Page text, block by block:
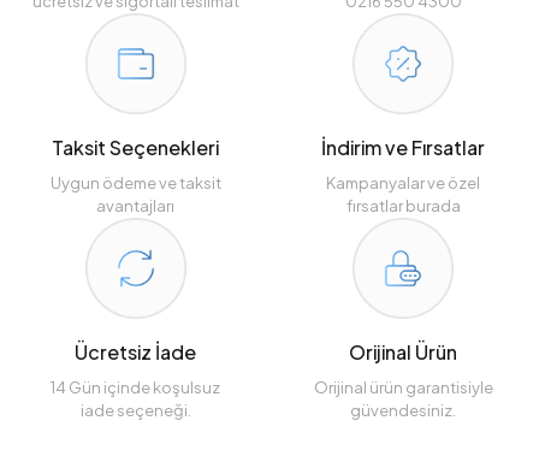
Taksit Seçenekleri
Uygun ödeme ve taksit
avantajları
İndirim ve Fırsatlar
Kampanyalar ve özel
fırsatlar burada
Ücretsiz İade
14 Gün içinde koşulsuz
iade seçeneği.
Orijinal Ürün
Orijinal ürün garantisiyle
güvendesiniz.